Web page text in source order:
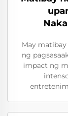
May matibay
ng
impact ng